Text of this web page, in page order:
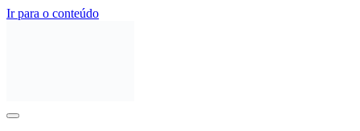
Ir para o conteúdo